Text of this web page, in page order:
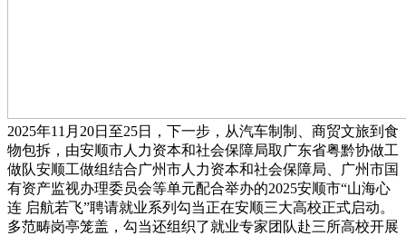
2025年11月20日至25日，下一步，从汽车制制、商贸文旅到食
物包拆，由安顺市人力资本和社会保障局取广东省粤黔协做工
做队安顺工做组结合广州市人力资本和社会保障局、广州市国
有资产监视办理委员会等单元配合举办的2025安顺市“山海心
连 启航若飞”聘请就业系列勾当正在安顺三大高校正式启动。
多范畴岗亭笼盖，勾当还组织了就业专家团队赴三所高校开展